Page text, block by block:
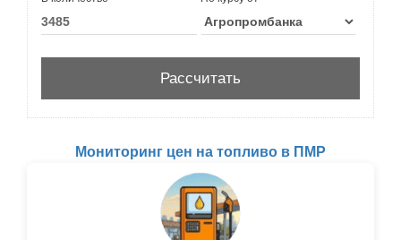
Мониторинг цен на топливо в ПМР